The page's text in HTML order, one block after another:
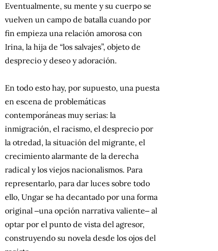
Eventualmente, su mente y su cuerpo se
vuelven un campo de batalla cuando por
fin empieza una relación amorosa con
Irina, la hija de “los salvajes”, objeto de
desprecio y deseo y adoración.
En todo esto hay, por supuesto, una puesta
en escena de problemáticas
contemporáneas muy serias: la
inmigración, el racismo, el desprecio por
la otredad, la situación del migrante, el
crecimiento alarmante de la derecha
radical y los viejos nacionalismos. Para
representarlo, para dar luces sobre todo
ello, Ungar se ha decantado por una forma
original ‒una opción narrativa valiente‒ al
optar por el punto de vista del agresor,
construyendo su novela desde los ojos del